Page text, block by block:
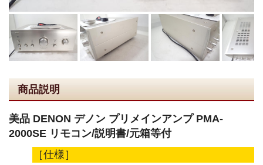
商品説明
美品 DENON デノン プリメインアンプ PMA-
2000SE リモコン/説明書/元箱等付
［仕様］